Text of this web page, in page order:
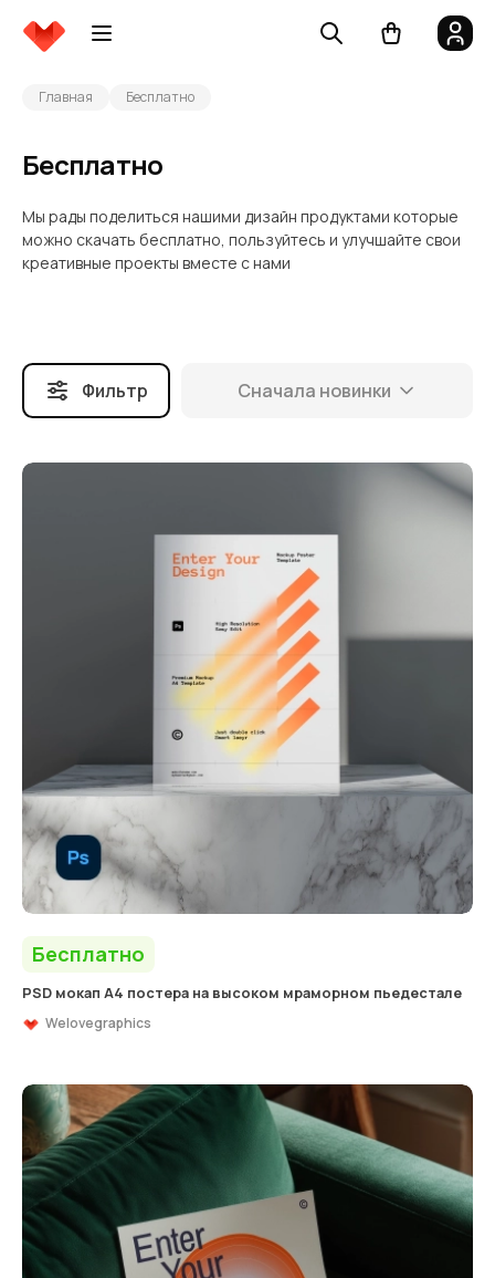
Главная Бесплатно
Бесплатно
Мы рады поделиться нашими дизайн продуктами которые
можно скачать бесплатно, пользуйтесь и улучшайте свои
креативные проекты вместе с нами
Фильтр Сначала новинки
Бесплатно
PSD мокап А4 постера на высоком мраморном пьедестале
Welovegraphics